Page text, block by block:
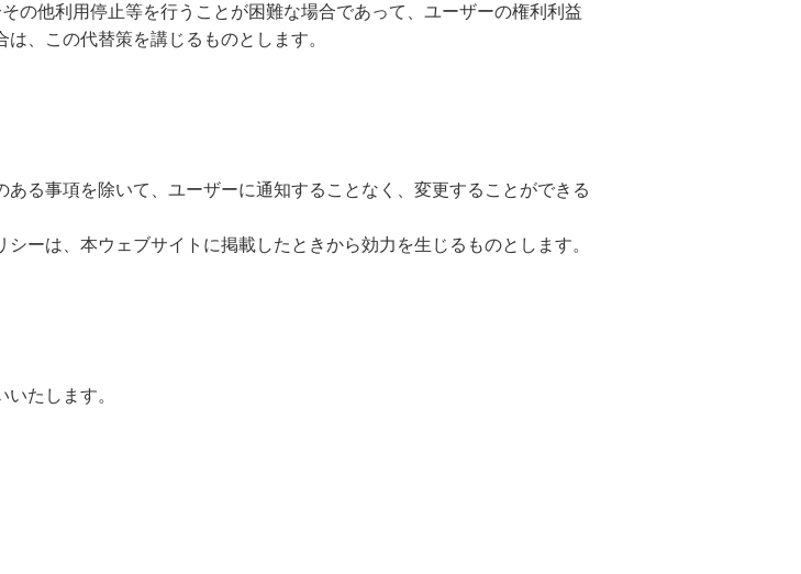
の他利用停止等を行うことが困難な場合であって、ユーザーの権利利益
、この代替策を講じるものとします。
る事項を除いて、ユーザーに通知することなく、変更することができる
ーは、本ウェブサイトに掲載したときから効力を生じるものとします。
たします。